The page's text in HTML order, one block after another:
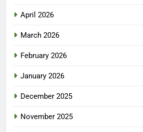
April 2026
March 2026
February 2026
January 2026
December 2025
November 2025